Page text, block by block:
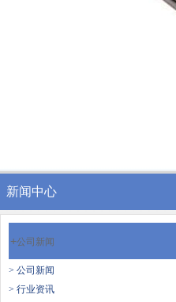
新闻中心
+公司新闻
> 公司新闻
> 行业资讯